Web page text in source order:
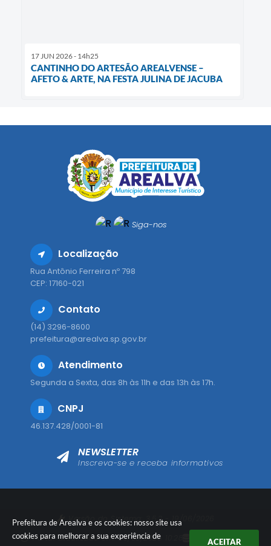
Prefeitura de Arealva e os cookies: nosso site usa
cookies para melhorar a sua experiência de
ACEITAR
17 JUN 2026 - 14h25
CANTINHO DO ARTESÃO AREALVENSE –
AFETO & ARTE, NA FESTA JULINA DE JACUBA
Siga-nos
Localização
Rua Antônio Ferreira nº 798
CEP: 17160-021
Contato
(14) 3296-8600
prefeitura@arealva.sp.gov.br
Atendimento
Segunda a Sexta, das 8h às 11h e das 13h às 17h.
CNPJ
46.137.428/0001-81
NEWSLETTER
Inscreva-se e receba informativos
Versão do Sistema:
3.5.3 - 19/06/2026
Portal atualizado em:06/08/2026 10:28 Dados Abertos